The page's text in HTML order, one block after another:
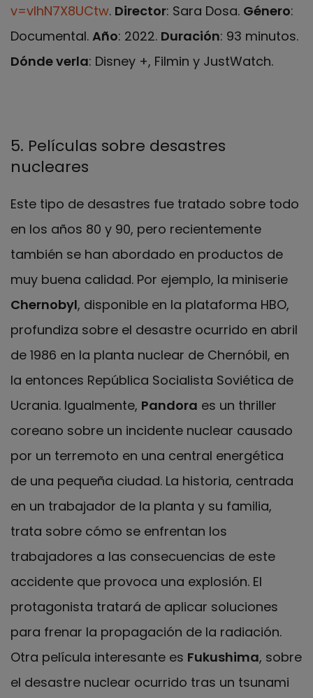
v=vIhN7X8UCtw. Director: Sara Dosa. Género:
Documental. Año: 2022. Duración: 93 minutos.
Dónde verla: Disney +, Filmin y JustWatch.
5. Películas sobre desastres
nucleares
Este tipo de desastres fue tratado sobre todo
en los años 80 y 90, pero recientemente
también se han abordado en productos de
muy buena calidad. Por ejemplo, la miniserie
Chernobyl, disponible en la plataforma HBO,
profundiza sobre el desastre ocurrido en abril
de 1986 en la planta nuclear de Chernóbil, en
la entonces República Socialista Soviética de
Ucrania. Igualmente, Pandora es un thriller
coreano sobre un incidente nuclear causado
por un terremoto en una central energética
de una pequeña ciudad. La historia, centrada
en un trabajador de la planta y su familia,
trata sobre cómo se enfrentan los
trabajadores a las consecuencias de este
accidente que provoca una explosión. El
protagonista tratará de aplicar soluciones
para frenar la propagación de la radiación.
Otra película interesante es Fukushima, sobre
el desastre nuclear ocurrido tras un tsunami